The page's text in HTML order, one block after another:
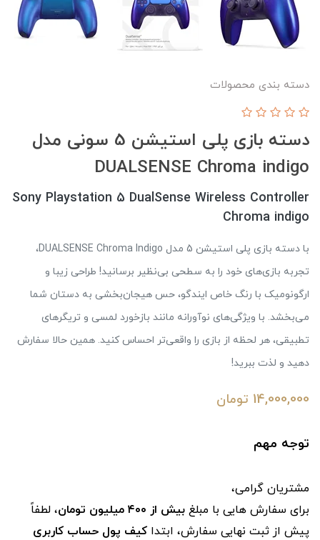
دسته بندی محصولات
دسته بازی پلی استیشن 5 سونی مدل
DUALSENSE Chroma indigo
Sony Playstation 5 DualSense Wireless Controller
Chroma indigo
با دسته بازی پلی استیشن 5 مدل DUALSENSE Chroma Indigo،
تجربه بازی‌های خود را به سطحی بی‌نظیر برسانید! طراحی زیبا و
ارگونومیک با رنگ خاص ایندگو، حس هیجان‌بخشی به دستان شما
می‌بخشد. با ویژگی‌های نوآورانه مانند بازخورد لمسی و تریگرهای
تطبیقی، هر لحظه از بازی را واقعی‌تر احساس کنید. همین حالا سفارش
دهید و لذت ببرید!
14,000,000 تومان
توجه مهم
مشتریان گرامی،
برای سفارش‌ هایی با مبلغ بیش از ۴۰۰ میلیون تومان
، لطفاً
پیش از ثبت نهایی سفارش، ابتدا کیف پول حساب کاربری